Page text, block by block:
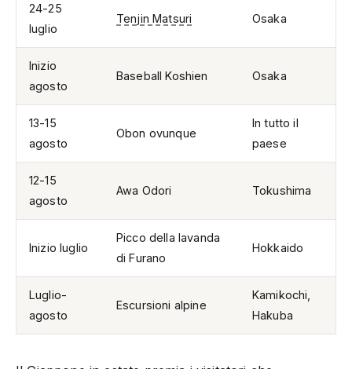
24-25
luglio
Tenjin Matsuri Osaka
Inizio
agosto
Baseball Koshien Osaka
13-15
agosto
Obon ovunque
In tutto il
paese
12-15
agosto
Awa Odori Tokushima
Inizio luglio
Picco della lavanda
di Furano
Hokkaido
Luglio-
agosto
Escursioni alpine
Kamikochi,
Hakuba